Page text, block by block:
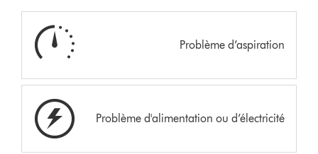
Problème d’aspiration
Problème d'alimentation ou d’électricité